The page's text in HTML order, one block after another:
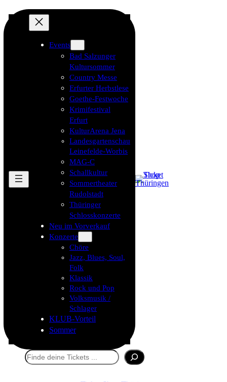
Events
Bad Salzunger
Kultursommer
Country Messe
Erfurter Herbstlese
Goethe-Festwoche
Krimifestival
Erfurt
KulturArena Jena
Landesgartenschau
Leinefelde-Worbis
MAG-C
Schallkultur
Sommertheater
Rudolstadt
Thüringer
Schlosskonzerte
Neu im Vorverkauf
Konzerte
Chöre
Jazz, Blues, Soul,
Folk
Klassik
Rock und Pop
Volksmusik /
Schlager
KLUB-Vorteil
Sommer
Suchen